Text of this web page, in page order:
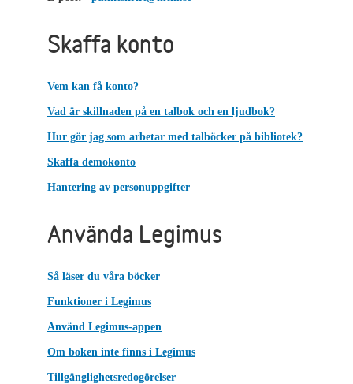
Skaffa konto
Vem kan få konto?
Vad är skillnaden på en talbok och en ljudbok?
Hur gör jag som arbetar med talböcker på bibliotek?
Skaffa demokonto
Hantering av personuppgifter
Använda Legimus
Så läser du våra böcker
Funktioner i Legimus
Använd Legimus-appen
Om boken inte finns i Legimus
Tillgänglighetsredogörelser